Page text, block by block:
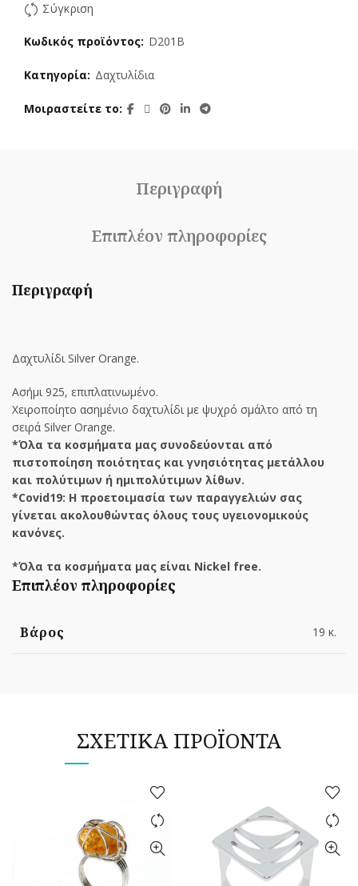
Σύγκριση
Κωδικός προϊόντος: D201B
Κατηγορία: Δαχτυλίδια
Μοιραστείτε το
Περιγραφή
Επιπλέον πληροφορίες
Περιγραφή
Δαχτυλίδι Silver Orange.
Ασήμι 925, επιπλατινωμένο.
Χειροποίητο ασημένιο δαχτυλίδι με ψυχρό σμάλτο από τη
σειρά Silver Orange.
*Όλα τα κοσμήματα μας συνοδεύονται από
πιστοποίηση ποιότητας και γνησιότητας μετάλλου
και πολύτιμων ή ημιπολύτιμων λίθων.
*Covid19: Η προετοιμασία των παραγγελιών σας
γίνεται ακολουθώντας όλους τους υγειονομικούς
κανόνες.
*Όλα τα κοσμήματα μας είναι Nickel free.
Επιπλέον πληροφορίες
Βάρος 19 κ.
ΣΧΕΤΙΚΆ ΠΡΟΪΌΝΤΑ